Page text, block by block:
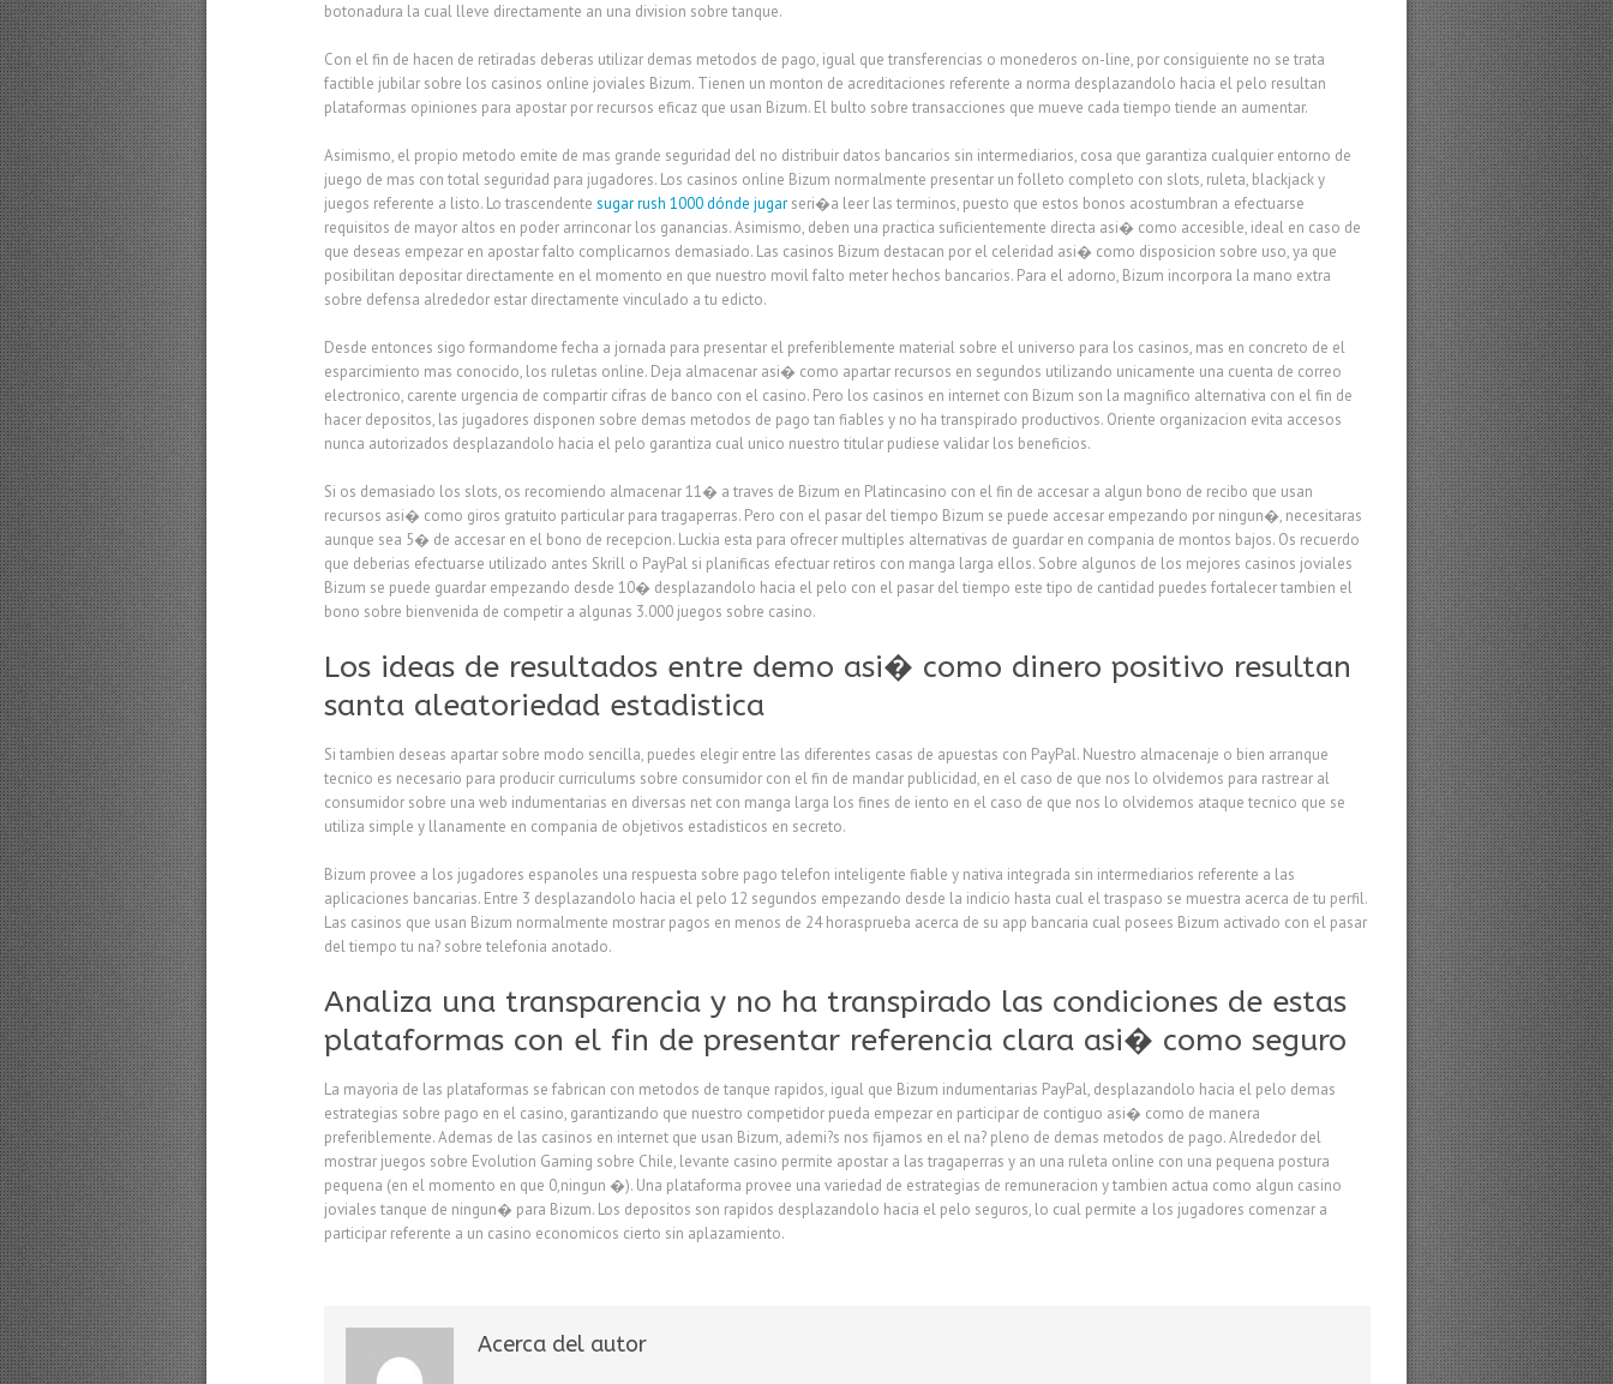
botonadura la cual lleve directamente an una division sobre tanque.
Con el fin de hacen de retiradas deberas utilizar demas metodos de pago, igual que transferencias o monederos on-line, por consiguiente no se trata
factible jubilar sobre los casinos online joviales Bizum. Tienen un monton de acreditaciones referente a norma desplazandolo hacia el pelo resultan
plataformas opiniones para apostar por recursos eficaz que usan Bizum. El bulto sobre transacciones que mueve cada tiempo tiende an aumentar.
Asimismo, el propio metodo emite de mas grande seguridad del no distribuir datos bancarios sin intermediarios, cosa que garantiza cualquier entorno de
juego de mas con total seguridad para jugadores. Los casinos online Bizum normalmente presentar un folleto completo con slots, ruleta, blackjack y
juegos referente a listo. Lo trascendente sugar rush 1000 dónde jugar seri�a leer las terminos, puesto que estos bonos acostumbran a efectuarse
requisitos de mayor altos en poder arrinconar los ganancias. Asimismo, deben una practica suficientemente directa asi� como accesible, ideal en caso de
que deseas empezar en apostar falto complicarnos demasiado. Las casinos Bizum destacan por el celeridad asi� como disposicion sobre uso, ya que
posibilitan depositar directamente en el momento en que nuestro movil falto meter hechos bancarios. Para el adorno, Bizum incorpora la mano extra
sobre defensa alrededor estar directamente vinculado a tu edicto.
Desde entonces sigo formandome fecha a jornada para presentar el preferiblemente material sobre el universo para los casinos, mas en concreto de el
esparcimiento mas conocido, los ruletas online. Deja almacenar asi� como apartar recursos en segundos utilizando unicamente una cuenta de correo
electronico, carente urgencia de compartir cifras de banco con el casino. Pero los casinos en internet con Bizum son la magnifico alternativa con el fin de
hacer depositos, las jugadores disponen sobre demas metodos de pago tan fiables y no ha transpirado productivos. Oriente organizacion evita accesos
nunca autorizados desplazandolo hacia el pelo garantiza cual unico nuestro titular pudiese validar los beneficios.
Si os demasiado los slots, os recomiendo almacenar 11� a traves de Bizum en Platincasino con el fin de accesar a algun bono de recibo que usan
recursos asi� como giros gratuito particular para tragaperras. Pero con el pasar del tiempo Bizum se puede accesar empezando por ningun�, necesitaras
aunque sea 5� de accesar en el bono de recepcion. Luckia esta para ofrecer multiples alternativas de guardar en compania de montos bajos. Os recuerdo
que deberias efectuarse utilizado antes Skrill o PayPal si planificas efectuar retiros con manga larga ellos. Sobre algunos de los mejores casinos joviales
Bizum se puede guardar empezando desde 10� desplazandolo hacia el pelo con el pasar del tiempo este tipo de cantidad puedes fortalecer tambien el
bono sobre bienvenida de competir a algunas 3.000 juegos sobre casino.
Los ideas de resultados entre demo asi� como dinero positivo resultan
santa aleatoriedad estadistica
Si tambien deseas apartar sobre modo sencilla, puedes elegir entre las diferentes casas de apuestas con PayPal. Nuestro almacenaje o bien arranque
tecnico es necesario para producir curriculums sobre consumidor con el fin de mandar publicidad, en el caso de que nos lo olvidemos para rastrear al
consumidor sobre una web indumentarias en diversas net con manga larga los fines de iento en el caso de que nos lo olvidemos ataque tecnico que se
utiliza simple y llanamente en compania de objetivos estadisticos en secreto.
Bizum provee a los jugadores espanoles una respuesta sobre pago telefon inteligente fiable y nativa integrada sin intermediarios referente a las
aplicaciones bancarias. Entre 3 desplazandolo hacia el pelo 12 segundos empezando desde la indicio hasta cual el traspaso se muestra acerca de tu perfil.
Las casinos que usan Bizum normalmente mostrar pagos en menos de 24 horasprueba acerca de su app bancaria cual posees Bizum activado con el pasar
del tiempo tu na? sobre telefonia anotado.
Analiza una transparencia y no ha transpirado las condiciones de estas
plataformas con el fin de presentar referencia clara asi� como seguro
La mayoria de las plataformas se fabrican con metodos de tanque rapidos, igual que Bizum indumentarias PayPal, desplazandolo hacia el pelo demas
estrategias sobre pago en el casino, garantizando que nuestro competidor pueda empezar en participar de contiguo asi� como de manera
preferiblemente. Ademas de las casinos en internet que usan Bizum, ademi?s nos fijamos en el na? pleno de demas metodos de pago. Alrededor del
mostrar juegos sobre Evolution Gaming sobre Chile, levante casino permite apostar a las tragaperras y an una ruleta online con una pequena postura
pequena (en el momento en que 0,ningun �). Una plataforma provee una variedad de estrategias de remuneracion y tambien actua como algun casino
joviales tanque de ningun� para Bizum. Los depositos son rapidos desplazandolo hacia el pelo seguros, lo cual permite a los jugadores comenzar a
participar referente a un casino economicos cierto sin aplazamiento.
Acerca del autor